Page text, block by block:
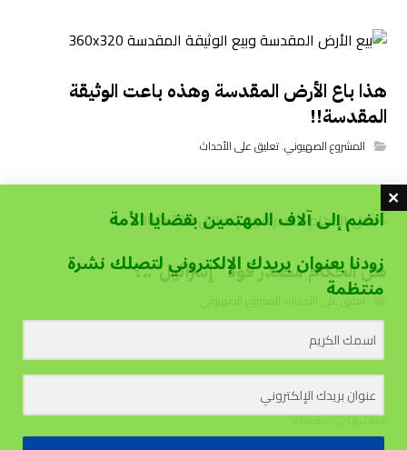
هذا باع الأرض المقدسة وهذه باعت الوثيقة
المقدسة!!
المشروع الصهيوني,تعليق على الأحداث
هل الحكام مصدر قوة “إسرائيل”..؟
تعليق على الأحداث
التعليقات معطلة
انضم إلى آلاف المهتمين بقضايا الأمة
زودنا بعنوان بريدك الإلكتروني لتصلك نشرة
منتظمة